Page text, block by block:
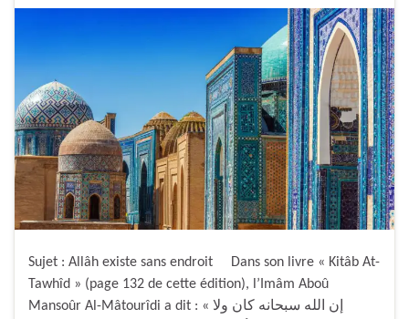
Sujet : Allâh existe sans endroit Dans son livre « Kitâb At-
Tawhîd » (page 132 de cette édition), l’Imâm Aboû
Mansoûr Al-Mâtourîdi a dit : « إن الله سبحانه كان ولا